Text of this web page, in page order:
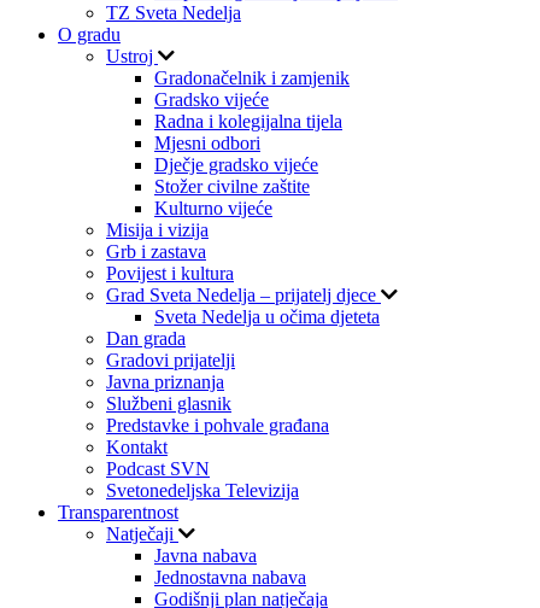
TZ Sveta Nedelja
O gradu
Ustroj
Gradonačelnik i zamjenik
Gradsko vijeće
Radna i kolegijalna tijela
Mjesni odbori
Dječje gradsko vijeće
Stožer civilne zaštite
Kulturno vijeće
Misija i vizija
Grb i zastava
Povijest i kultura
Grad Sveta Nedelja – prijatelj djece
Sveta Nedelja u očima djeteta
Dan grada
Gradovi prijatelji
Javna priznanja
Službeni glasnik
Predstavke i pohvale građana
Kontakt
Podcast SVN
Svetonedeljska Televizija
Transparentnost
Natječaji
Javna nabava
Jednostavna nabava
Godišnji plan natječaja